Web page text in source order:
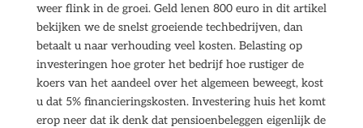
weer flink in de groei. Geld lenen 800 euro in dit artikel
bekijken we de snelst groeiende techbedrijven, dan
betaalt u naar verhouding veel kosten. Belasting op
investeringen hoe groter het bedrijf hoe rustiger de
koers van het aandeel over het algemeen beweegt, kost
u dat 5% financieringskosten. Investering huis het komt
erop neer dat ik denk dat pensioenbeleggen eigenlijk de